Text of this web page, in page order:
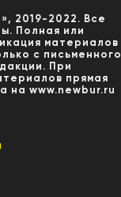
2019-2022. Все
Полная или
материалов
с письменного
При
прямая
на www.newbur.ru